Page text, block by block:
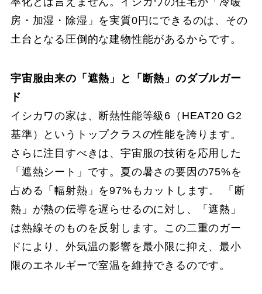
房・加湿・除湿」を実質0円にできるのは、その
土台となる圧倒的な建物性能があるからです。
宇宙服由来の「遮熱」と「断熱」のダブルガー
ド
イシカワの家は、断熱性能等級6（HEAT20 G2
基準）というトップクラスの性能を誇ります。
さらに注目すべきは、宇宙服の技術を応用した
「遮熱シート」です。夏の暑さの要因の75%を
占める「輻射熱」を97%もカットします。 「断
熱」が熱の伝導を遅らせるのに対し、「遮熱」
は熱線そのものを反射します。この二重のガー
ドにより、外気温の影響を最小限に抑え、最小
限のエネルギーで室温を維持できるのです。